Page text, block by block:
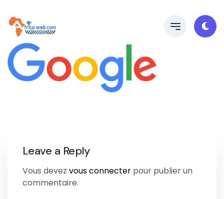
Leave a Reply
Vous devez vous connecter pour publier un
commentaire.